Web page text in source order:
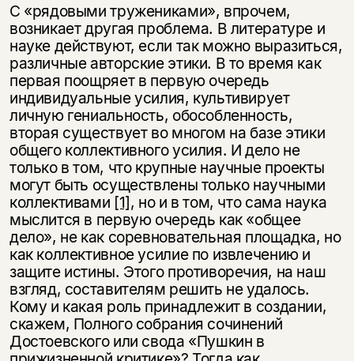
С «рядовыми тружениками», впрочем,
возникает другая проблема. В литературе и
науке действуют, если так можно выразиться,
различные авторские этики. В то время как
первая поощряет в первую очередь
индивидуальные усилия, культивирует
личную гениальность, обособленность,
вторая существует во многом на базе этики
общего коллективного усилия. И дело не
только в том, что крупные научные проекты
могут быть осуществлены только научными
коллективами [1], но и в том, что сама наука
мыслится в первую очередь как «общее
дело», не как соревновательная площадка, но
как коллективное усилие по извлечению и
защите истины. Этого противоречия, на наш
взгляд, составителям решить не удалось.
Кому и какая роль принадлежит в создании,
скажем, Полного собрания сочинений
Достоевского или свода «Пушкин в